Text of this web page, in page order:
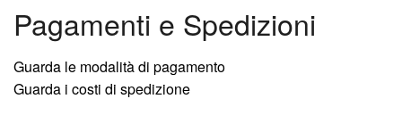
Pagamenti e Spedizioni
Guarda le modalità di pagamento
Guarda i costi di spedizione